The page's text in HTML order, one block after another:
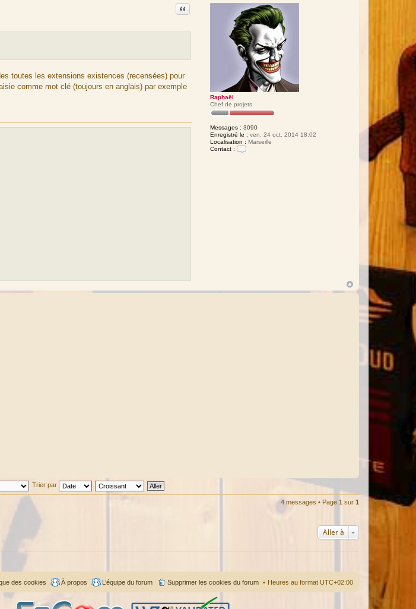
M
i
c
h
e
l
Raphaël
Chef de projets
Messages : 3090
Enregistré le : ven. 24 oct. 2014 18:02
Localisation : Marseille
Contact :
Citation
toutes les extensions existences (recensées) pour
comme mot clé (toujours en anglais) par exemple
Trier par
4 messages • Page 1 sur 1
Aller à
Heures au format UTC+02:00
Supprimer les cookies du forum
L’équipe du forum
À propos
des cookies